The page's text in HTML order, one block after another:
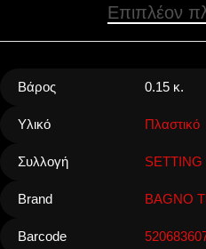
Επιπλέον
Βάρος 0.15 κ.
Υλικό Πλαστικό
Συλλογή
Brand BAGNO
Barcode